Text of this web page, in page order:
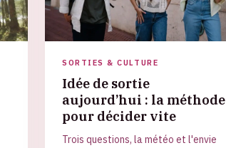
SORTIES & CULTURE
Idée de sortie
aujourd’hui : la méthode
pour décider vite
Trois questions, la météo et l'envie